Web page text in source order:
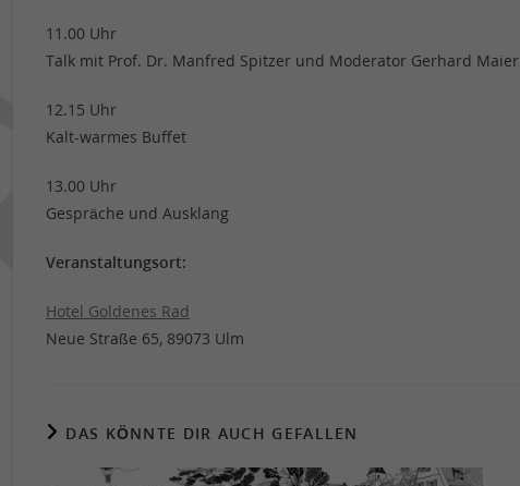
11.00 Uhr
Talk mit Prof. Dr. Manfred Spitzer und Moderator Gerhard Maier
12.15 Uhr
Kalt-warmes Buffet
13.00 Uhr
Gespräche und Ausklang
Veranstaltungsort:
Hotel Goldenes Rad
Neue Straße 65, 89073 Ulm
DAS KÖNNTE DIR AUCH GEFALLEN